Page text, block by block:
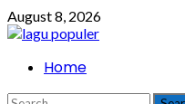
Skip
to
August 8, 2026
PrimaryHome